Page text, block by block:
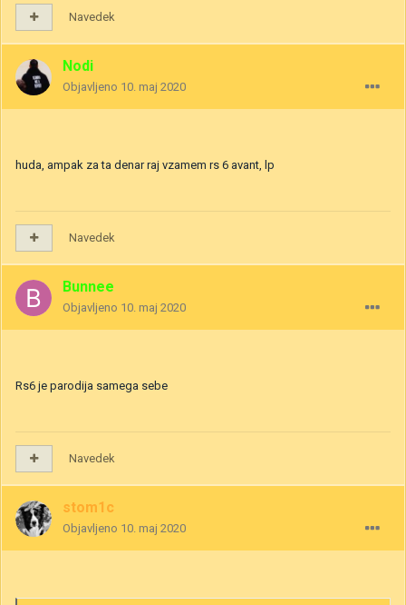
Navedek
Nodi
Objavljeno 10. maj 2020
huda, ampak za ta denar raj vzamem rs 6 avant, lp
Navedek
Bunnee
Objavljeno 10. maj 2020
Rs6 je parodija samega sebe
Navedek
stom1c
Objavljeno 10. maj 2020